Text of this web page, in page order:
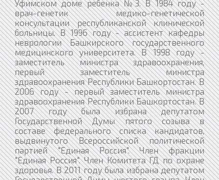
Уфимском доме ребенка №3. В 1984 году -
врач-генетик медико-генетической
консультации республиканской клинической
больницы. В 1996 году - ассистент кафедры
неврологии Башкирского государственного
медицинского университета. В 1998 году -
заместитель министра здравоохранения,
первый заместитель министра
здравоохранения Республики Башкортостан. В
2006 году - первый заместитель министра
здравоохранения Республики Башкортостан. В
2007 году была избрана депутатом
Государственной Думы пятого созыва в
составе федерального списка кандидатов,
выдвинутого Всероссийской политической
партией "Единая Россия". Член фракции
"Единая Россия". Член Комитета ГД по охране
здоровья. В 2011 году была избрана депутатом